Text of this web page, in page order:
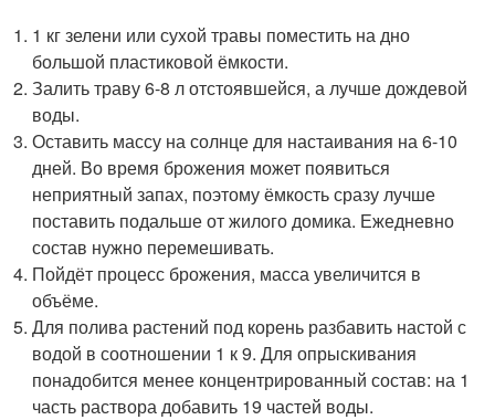
1 кг зелени или сухой травы поместить на дно
большой пластиковой ёмкости.
Залить траву 6-8 л отстоявшейся, а лучше дождевой
воды.
Оставить массу на солнце для настаивания на 6-10
дней. Во время брожения может появиться
неприятный запах, поэтому ёмкость сразу лучше
поставить подальше от жилого домика. Ежедневно
состав нужно перемешивать.
Пойдёт процесс брожения, масса увеличится в
объёме.
Для полива растений под корень разбавить настой с
водой в соотношении 1 к 9. Для опрыскивания
понадобится менее концентрированный состав: на 1
часть раствора добавить 19 частей воды.